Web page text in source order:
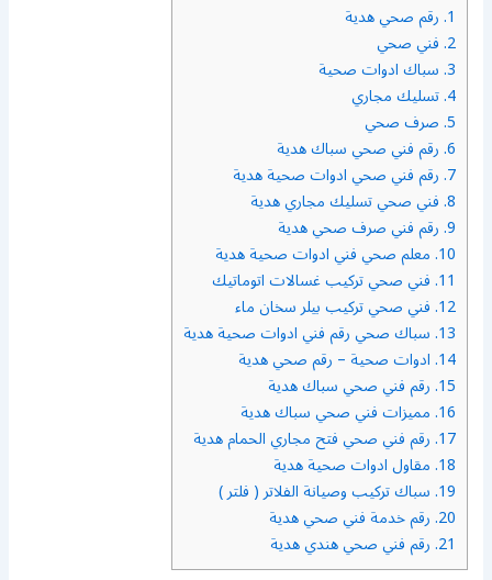
1. رقم صحي هدية
2. فني صحي
3. سباك ادوات صحية
4. تسليك مجاري
5. صرف صحي
6. رقم فني صحي سباك هدية
7. رقم فني صحي ادوات صحية هدية
8. فني صحي تسليك مجاري هدية
9. رقم فني صرف صحي هدية
10. معلم صحي فني ادوات صحية هدية
11. فني صحي تركيب غسالات اتوماتيك
12. فني صحي تركيب بيلر سخان ماء
13. سباك صحي رقم فني ادوات صحية هدية
14. ادوات صحية – رقم صحي هدية
15. رقم فني صحي سباك هدية
16. مميزات فني صحي سباك هدية
17. رقم فني صحي فتح مجاري الحمام هدية
18. مقاول ادوات صحية هدية
19. سباك تركيب وصيانة الفلاتر ( فلتر )
20. رقم خدمة فني صحي هدية
21. رقم فني صحي هندي هدية